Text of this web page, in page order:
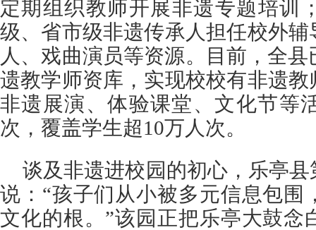
定期组织教师开展非遗专题培训
级、省市级非遗传承人担任校外
人、戏曲演员等资源。目前，全
遗教学师资库，实现校校有非遗
非遗展演、体验课堂、文化节等
次，覆盖学生超10万人次。
谈及非遗进校园的初心，乐亭
说：“孩子们从小被多元信息包围
文化的根。”该园正把乐亭大鼓念